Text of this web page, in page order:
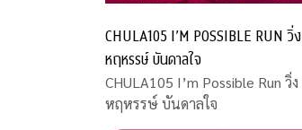
CHULA105 I’M POSSIBLE RUN วิ่ง
หฤหรรษ์ บันดาลใจ
CHULA105 I’m Possible Run วิ่ง
หฤหรรษ์ บันดาลใจ